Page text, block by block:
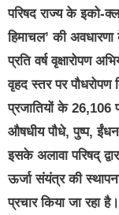
परिषद राज्य के इको-
हिमाचल’ की
प्रति वर्ष वृक्षारोपण
वृहद स्तर पर पौधरोपण
प्रजातियों के 26,106
औषधीय पौधे, पुष्प,
इसके अलावा परिषद्
ऊर्जा संयंत्र की
प्रचार किया जा रहा